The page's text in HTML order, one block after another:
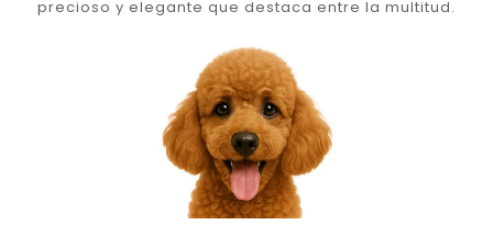
precioso y elegante que destaca entre la multitud.